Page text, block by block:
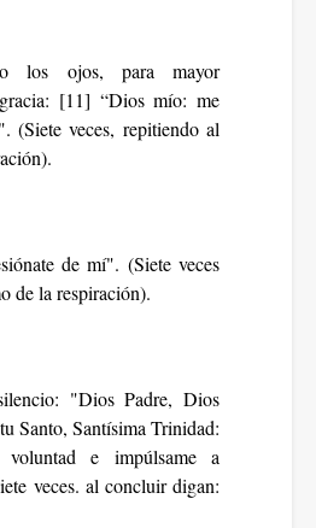
los ojos, para mayor
[11] “Dios mío: me
(Siete veces, repitiendo al
de mí". (Siete veces
de la respiración).
"Dios Padre, Dios
Santo, Santísima Trinidad:
e impúlsame a
veces. al concluir digan: